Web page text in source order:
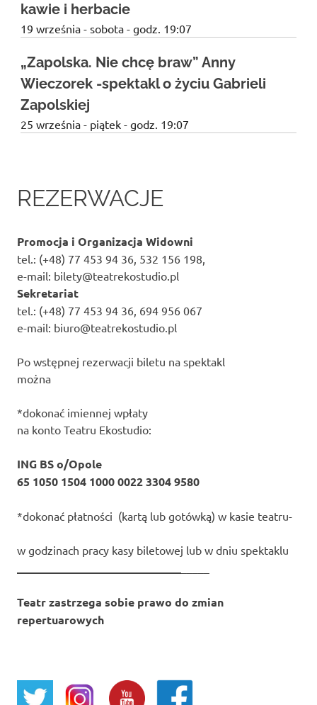
teatr w
muzeum
Opolu
wydarzenie
plenerowe
z
dzieckiem
kawie i herbacie
19 września - sobota - godz. 19:07
„Zapolska. Nie chcę braw” Anny
Wieczorek -spektakl o życiu Gabrieli
Zapolskiej
25 września - piątek - godz. 19:07
REZERWACJE
Promocja i Organizacja Widowni
tel.: (+48) 77 453 94 36, 532 156 198,
e-mail: bilety@teatrekostudio.pl
Sekretariat
tel.: (+48) 77 453 94 36, 694 956 067
e-mail: biuro@teatrekostudio.pl
Po wstępnej rezerwacji biletu na spektakl
można
*dokonać imiennej wpłaty
na konto Teatru Ekostudio:
ING BS o/Opole
65 1050 1504 1000 0022 3304 9580
*dokonać płatności (kartą lub gotówką) w kasie teatru-
w godzinach pracy kasy biletowej lub w dniu spektaklu
Teatr zastrzega sobie prawo do zmian
repertuarowych